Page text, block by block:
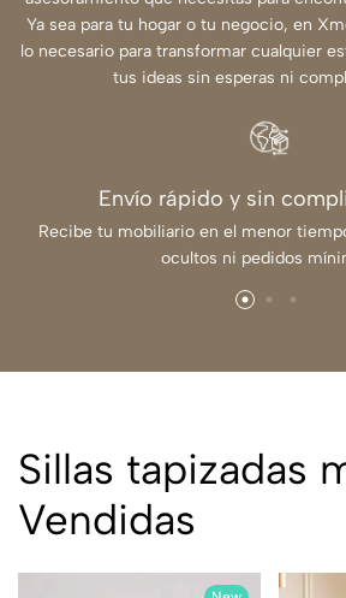
Ya sea para tu hogar o tu negocio, en
lo necesario para transformar cualquier
tus ideas sin esperas ni
Envío rápido y sin
Recibe tu mobiliario en el menor
ocultos ni pedidos
Sillas tapizadas
Vendidas